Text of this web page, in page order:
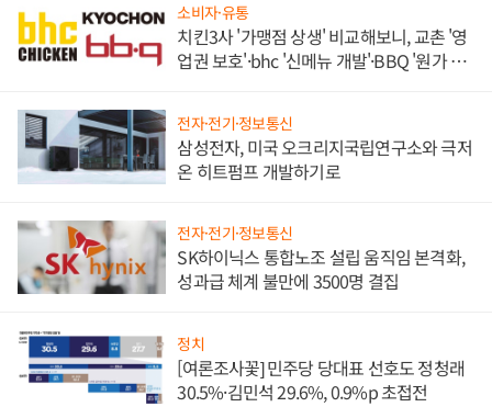
소비자·유통
치킨3사 '가맹점 상생' 비교해보니, 교촌 '영
업권 보호'·bhc '신메뉴 개발'·BBQ '원가 부
전자·전기·정보통신
삼성전자, 미국 오크리지국립연구소와 극저
온 히트펌프 개발하기로
전자·전기·정보통신
SK하이닉스 통합노조 설립 움직임 본격화,
성과급 체계 불만에 3500명 결집
정치
[여론조사꽃] 민주당 당대표 선호도 정청래
30.5%·김민석 29.6%, 0.9%p 초접전